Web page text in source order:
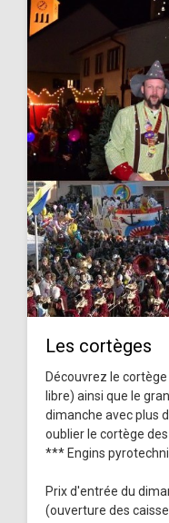
Les cortèges
Découvrez le
libre) ainsi que le
dimanche avec plus
oublier le cortège
*** Engins
Prix d'entrée du
(ouverture des